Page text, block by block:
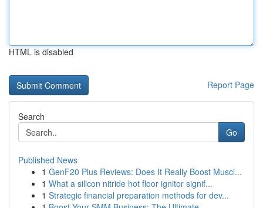
HTML is disabled
Report Page
Search
Go
Published News
1 GenF20 Plus Reviews: Does It Really Boost Muscl...
1 What a silicon nitride hot floor ignitor signif...
1 Strategic financial preparation methods for dev...